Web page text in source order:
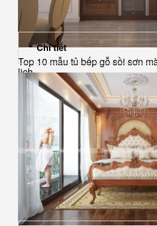
Top 10 mẫu tủ bếp gỗ sồi sơn
lịch...
Chi tiết